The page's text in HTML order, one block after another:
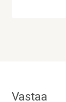
Vastaa